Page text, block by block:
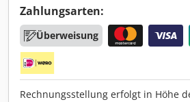
Zahlungsarten:
Überweisung
Rechnungsstellung erfolgt in Höhe